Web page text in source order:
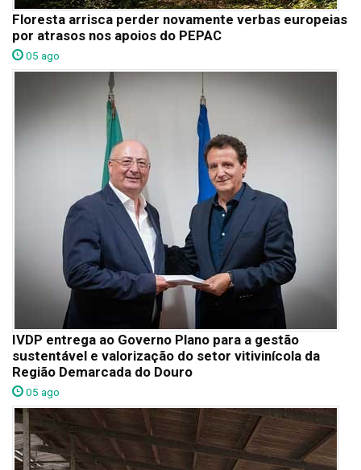
Floresta arrisca perder novamente verbas europeias
por atrasos nos apoios do PEPAC
05 ago
IVDP entrega ao Governo Plano para a gestão
sustentável e valorização do setor vitivinícola da
Região Demarcada do Douro
05 ago